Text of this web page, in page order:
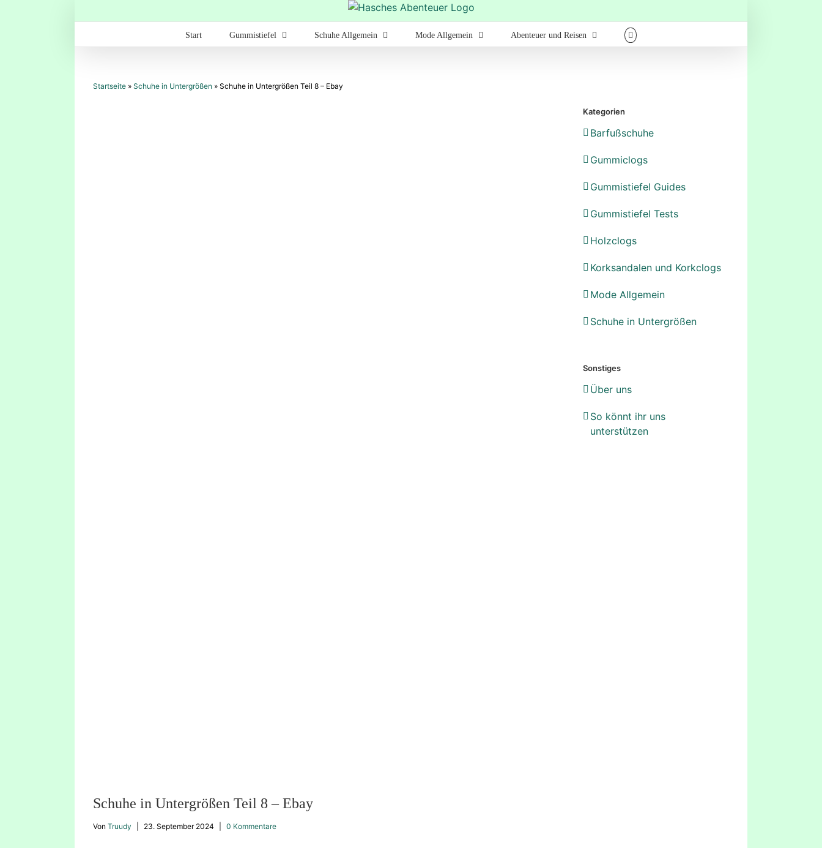
Start Gummistiefel Schuhe Allgemein Mode Allgemein Abenteuer und Reisen
Startseite » Schuhe in Untergrößen » Schuhe in Untergrößen Teil 8 – Ebay
Schuhe in Untergrößen Teil 8 – Ebay
Von Truudy 23. September 2024 0 Kommentare
Kategorien
Barfußschuhe
Gummiclogs
Gummistiefel Guides
Gummistiefel Tests
Holzclogs
Korksandalen und Korkclogs
Mode Allgemein
Schuhe in Untergrößen
Sonstiges
Über uns
So könnt ihr uns
unterstützen